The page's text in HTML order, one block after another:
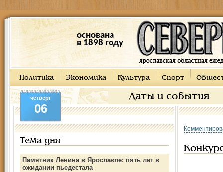
основана
в 1898 году
Политика Экономика Культура Спорт
Даты и события
четверг
06
Тема дня
Памятник Ленина в Ярославле: пять лет в
ожидании пьедестала